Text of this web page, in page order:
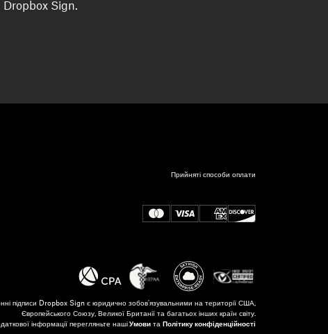
Dropbox Sign.
Прийняті способи оплати
підписи Dropbox Sign є юридично зобов'язувальними на території США,
Європейського Союзу, Великої Британії та багатьох інших країн світу.
інформації перегляньте нашіУмови та Політику конфіденційності